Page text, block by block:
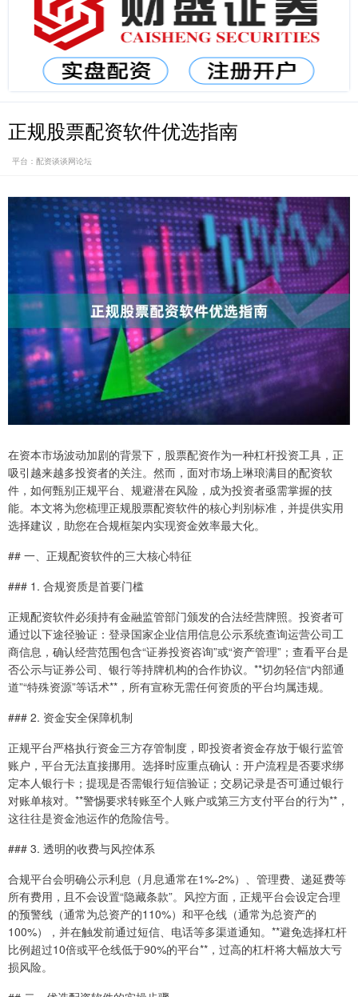
正规股票配资软件优选指南
平台：配资谈谈网论坛
在资本市场波动加剧的背景下，股票配资作为一种杠杆投资工具，正
吸引越来越多投资者的关注。然而，面对市场上琳琅满目的配资软
件，如何甄别正规平台、规避潜在风险，成为投资者亟需掌握的技
能。本文将为您梳理正规股票配资软件的核心判别标准，并提供实用
选择建议，助您在合规框架内实现资金效率最大化。
## 一、正规配资软件的三大核心特征
### 1. 合规资质是首要门槛
正规配资软件必须持有金融监管部门颁发的合法经营牌照。投资者可
通过以下途径验证：登录国家企业信用信息公示系统查询运营公司工
商信息，确认经营范围包含“证券投资咨询”或“资产管理”；查看平台是
否公示与证券公司、银行等持牌机构的合作协议。**切勿轻信“内部通
道”“特殊资源”等话术**，所有宣称无需任何资质的平台均属违规。
### 2. 资金安全保障机制
正规平台严格执行资金三方存管制度，即投资者资金存放于银行监管
账户，平台无法直接挪用。选择时应重点确认：开户流程是否要求绑
定本人银行卡；提现是否需银行短信验证；交易记录是否可通过银行
对账单核对。**警惕要求转账至个人账户或第三方支付平台的行为**，
这往往是资金池运作的危险信号。
### 3. 透明的收费与风控体系
合规平台会明确公示利息（月息通常在1%-2%）、管理费、递延费等
所有费用，且不会设置“隐藏条款”。风控方面，正规平台会设定合理
的预警线（通常为总资产的110%）和平仓线（通常为总资产的
100%），并在触发前通过短信、电话等多渠道通知。**避免选择杠杆
比例超过10倍或平仓线低于90%的平台**，过高的杠杆将大幅放大亏
损风险。